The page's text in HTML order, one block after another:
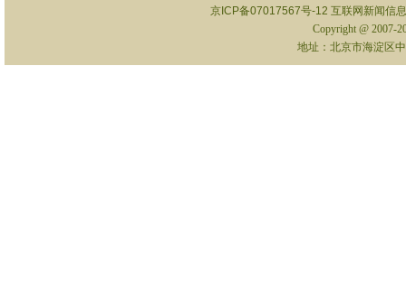
京ICP备07017567号-12 互联网新闻信
Copyright @ 2007-
地址：北京市海淀区